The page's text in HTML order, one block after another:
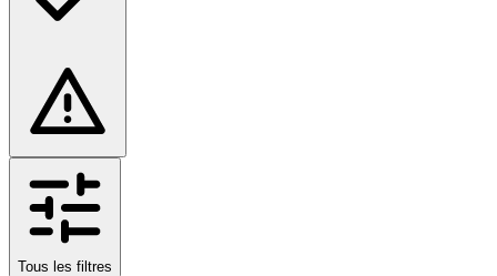
Tous les filtres